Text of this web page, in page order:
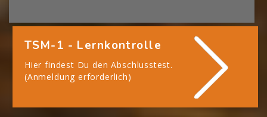
TSM-1 - Lernkontrolle
Hier findest Du den Abschlusstest.
(Anmeldung erforderlich)